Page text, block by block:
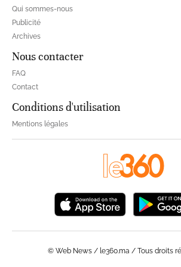
Qui sommes-nous
Publicité
Archives
Nous contacter
FAQ
Contact
Conditions d'utilisation
Mentions légales
© Web News / le360.ma / Tous droits